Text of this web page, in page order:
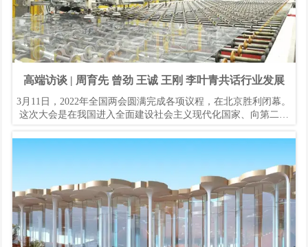
高端访谈 | 周育先 曾劲 王诚 王刚 李叶青共话行业发展
3月11日，2022年全国两会圆满完成各项议程，在北京胜利闭幕。
这次大会是在我国进入全面建设社会主义现代化国家、向第二个
建材行业的未来发展指明方向、注入强大力量。就今年全国两会
织策划了系列访谈，对中国建筑材料联合会党委书记、会长阎晓
峰，以及执行副会长周育先、曾劲、王诚、王刚、李叶青进行了
独家专访。现摘录部分采访内容，更多内容刊登于即将出版的
《中国建材》2022年第4期。